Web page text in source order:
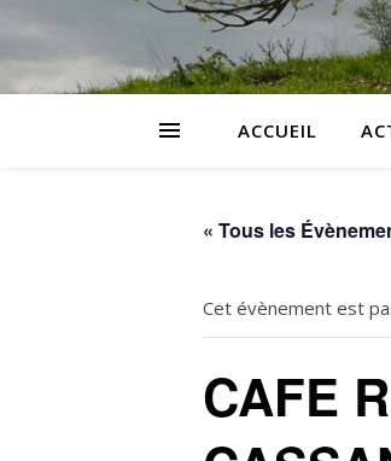
ACCUEIL
« Tous les
Cet évènement est
CAFE